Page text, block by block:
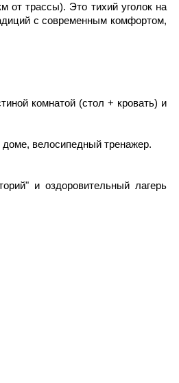
от трассы). Это тихий уголок на
с современным комфортом,
комнатой (стол + кровать) и
доме, велосипедный тренажер.
и оздоровительный лагерь